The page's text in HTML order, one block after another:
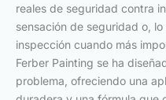
reales de seguridad contra
sensación de seguridad o,
inspección cuando más
Ferber Painting se ha
problema, ofreciendo una